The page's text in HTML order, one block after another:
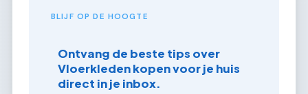
BLIJF OP DE HOOGTE
Ontvang de beste tips over
Vloerkleden kopen voor je huis
direct in je inbox.